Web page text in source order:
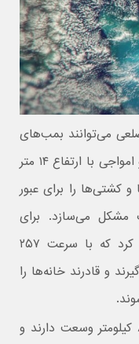
می‌توانند بمب‌های
بادی با سرعت ۲۷۳ کیلومتر در ساعت و امواجی با ارتفاع ۱۴ متر
و کشتی‌ها را برای عبور
مشکل می‌سازد. برای
مقایسه می‌توان به تندبادهایی اشاره کرد که با سرعت ۲۵۷
و قادرند خانه‌ها را
به گفته دانشمندان این ابرها ۴۰ تا ۸۸ کیلومتر وسعت دارند و